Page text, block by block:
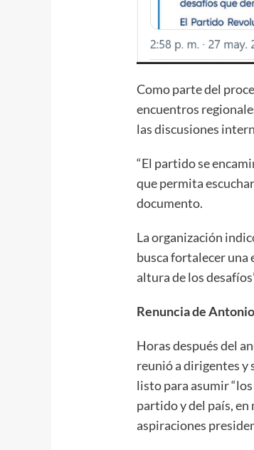
Como parte del
encuentros
las discusiones
“El partido se
que permita
documento.
La organización
busca fortalecer una
altura de los
Renuncia de Antonio
Horas después del
reunió a dirigentes y
listo para asumir
partido y del país, en
aspiraciones